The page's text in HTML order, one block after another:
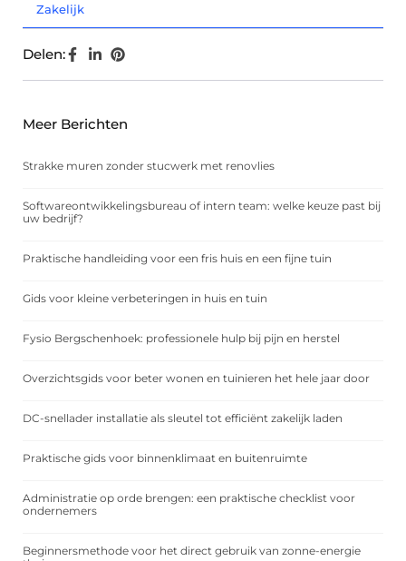
Zakelijk
Delen:
Meer Berichten
Strakke muren zonder stucwerk met renovlies
Softwareontwikkelingsbureau of intern team: welke keuze past bij
uw bedrijf?
Praktische handleiding voor een fris huis en een fijne tuin
Gids voor kleine verbeteringen in huis en tuin
Fysio Bergschenhoek: professionele hulp bij pijn en herstel
Overzichtsgids voor beter wonen en tuinieren het hele jaar door
DC-snellader installatie als sleutel tot efficiënt zakelijk laden
Praktische gids voor binnenklimaat en buitenruimte
Administratie op orde brengen: een praktische checklist voor
ondernemers
Beginnersmethode voor het direct gebruik van zonne-energie